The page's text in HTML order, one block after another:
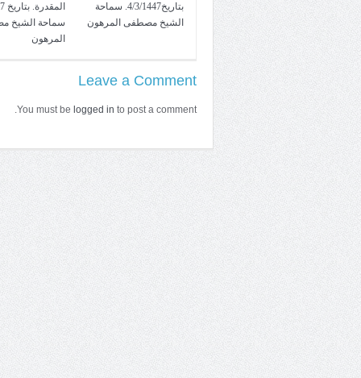
بتاريخ4/3/1447. سماحة
الشيخ مصطفى المرهون
سماحة الشيخ
المرهون
Leave a Comment
You must be logged in to post a comment.